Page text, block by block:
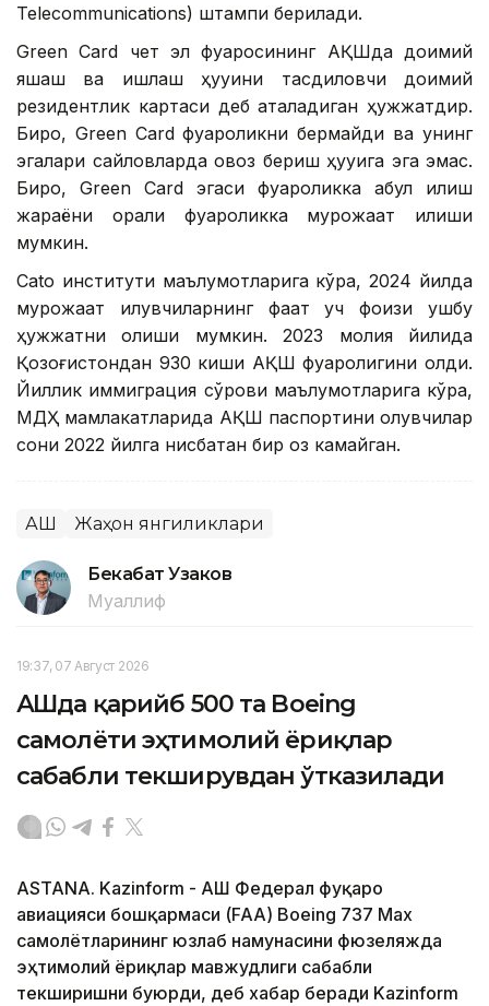
Telecommunications) штампи берилади.
Green Card чет эл фуқаросининг АҚШда доимий
яшаш ва ишлаш ҳуқуқини тасдиқловчи доимий
резидентлик картаси деб аталадиган ҳужжатдир.
Бироқ, Green Card фуқароликни бермайди ва унинг
эгалари сайловларда овоз бериш ҳуқуқига эга эмас.
Бироқ, Green Card эгаси фуқароликка қабул қилиш
жараёни орқали фуқароликка мурожаат қилиши
мумкин.
Cato институти маълумотларига кўра, 2024 йилда
мурожаат қилувчиларнинг фақат уч фоизи ушбу
ҳужжатни олиши мумкин. 2023 молия йилида
Қозоғистондан 930 киши АҚШ фуқаролигини олди.
Йиллик иммиграция сўрови маълумотларига кўра,
МДҲ мамлакатларида АҚШ паспортини олувчилар
сони 2022 йилга нисбатан бир оз камайган.
АҚШ Жаҳон янгиликлари
Бекабат Узаков
Муаллиф
19:37, 07 Август 2026
АҚШда қарийб 500 та Boeing
самолёти эҳтимолий ёриқлар
сабабли текширувдан ўтказилади
ASTANA. Kazinform - АҚШ Федерал фуқаро
авиацияси бошқармаси (FAA) Boeing 737 Max
самолётларининг юзлаб намунасини фюзеляжда
эҳтимолий ёриқлар мавжудлиги сабабли
текширишни буюрди, деб хабар беради Kazinform